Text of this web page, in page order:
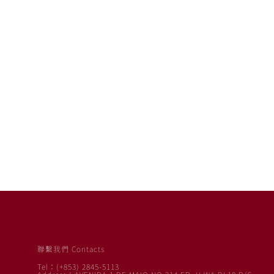
聯繫我們 Contacts
Tel：(+853) 2845-5113